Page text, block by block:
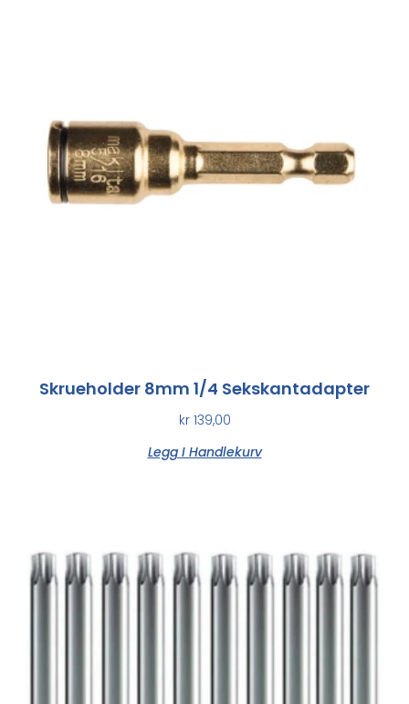
Skrueholder 8mm 1/4 Sekskantadapter
kr139,00
Legg I Handlekurv